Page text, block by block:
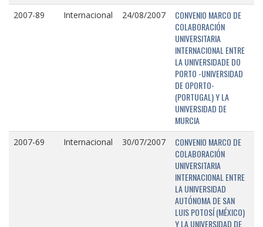
2007-89 Internacional 24/08/2007
CONVENIO MARCO DE
COLABORACIÓN
UNIVERSITARIA
INTERNACIONAL ENTRE
LA UNIVERSIDADE DO
PORTO -UNIVERSIDAD
DE OPORTO-
(PORTUGAL) Y LA
UNIVERSIDAD DE
MURCIA
2007-69 Internacional 30/07/2007
CONVENIO MARCO DE
COLABORACIÓN
UNIVERSITARIA
INTERNACIONAL ENTRE
LA UNIVERSIDAD
AUTÓNOMA DE SAN
LUIS POTOSÍ (MÉXICO)
Y LA UNIVERSIDAD DE